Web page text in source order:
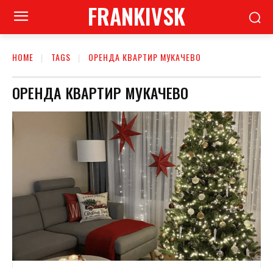
FRANKIVSK
HOME TAGS ОРЕНДА КВАРТИР МУКАЧЕВО
ОРЕНДА КВАРТИР МУКАЧЕВО